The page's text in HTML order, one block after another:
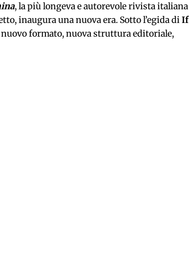
, la più longeva e autorevole rivista italiana
inaugura una nuova era. Sotto l’egida diIf
formato, nuova struttura editoriale,